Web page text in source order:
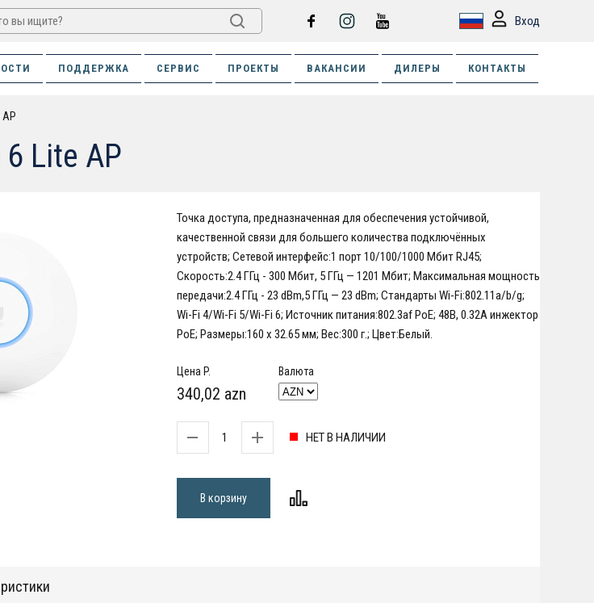
Вход
ПОДДЕРЖКА СЕРВИС ПРОЕКТЫ ВАКАНСИИ ДИЛЕРЫ КОНТАКТЫ
AP
Lite AP
Цена P.
340,02 azn
Валюта
НЕТ В НАЛИЧИИ
В корзину
Точка доступа, предназначенная для обеспечения устойчивой,
качественной связи для большего количества подключённых
устройств; Сетевой интерфейс:1 порт 10/100/1000 Мбит RJ45;
Скорость:2.4 ГГц - 300 Мбит, 5 ГГц — 1201 Мбит; Максимальная мощность
передачи:2.4 ГГц - 23 dBm,5 ГГц — 23 dBm; Стандарты Wi-Fi:802.11a/b/g;
Wi-Fi 4/Wi-Fi 5/Wi-Fi 6; Источник питания:802.3af PoE; 48В, 0.32А инжектор
PoE; Размеры:160 x 32.65 мм; Вес:300 г.; Цвет:Белый.